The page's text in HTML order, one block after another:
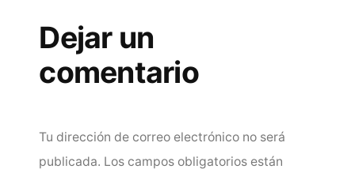
Dejar un
comentario
Tu dirección de correo electrónico no será
publicada. Los campos obligatorios están